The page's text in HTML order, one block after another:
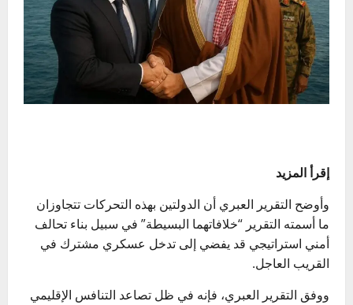
إقرأ المزيد
وأوضح التقرير العبري أن الدولتين بهذه التحركات تتجاوزان
ما أسمته التقرير “خلافاتهما البسيطة” في سبيل بناء تحالف
أمني استراتيجي قد يفضي إلى تدخل عسكري مشترك في
القريب العاجل.
ووفق التقرير العبري، فإنه في ظل تصاعد التنافس الإقليمي